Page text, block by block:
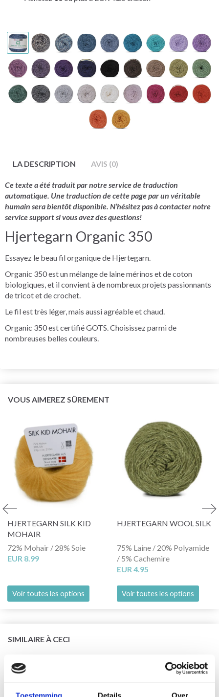
Toestemming Details Over
LA DESCRIPTION AVIS (0)
Ce texte a été traduit par notre service de traduction
automatique. Une traduction de cette page par un véritable
humain sera bientôt disponible. N’hésitez pas à contacter notre
service support si vous avez des questions!
Hjertegarn Organic 350
Essayez le beau fil organique de Hjertegarn.
Organic 350 est un mélange de laine mérinos et de coton
biologiques, et il convient à de nombreux projets passionnants
de tricot et de crochet.
Le fil est très léger, mais aussi agréable et chaud.
Organic 350 est certifié GOTS. Choisissez parmi de
nombreuses belles couleurs.
VOUS AIMEREZ SÛREMENT
HJERTEGARN SILK KID
MOHAIR
72% Mohair / 28% Soie
EUR 8.99
Voir toutes les options
HJERTEGARN WOOL SILK
75% Laine / 20% Polyamide
/ 5% Cachemire
EUR 4.95
Voir toutes les options
SIMILAIRE À CECI
29% de réduction